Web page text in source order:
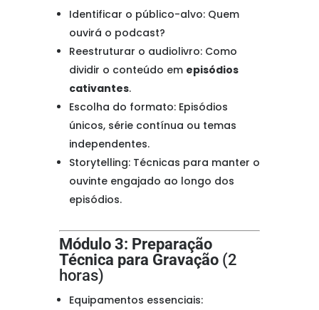
Identificar o público-alvo: Quem
ouvirá o podcast?
Reestruturar o audiolivro: Como
dividir o conteúdo em episódios
cativantes.
Escolha do formato: Episódios
únicos, série contínua ou temas
independentes.
Storytelling: Técnicas para manter o
ouvinte engajado ao longo dos
episódios.
Módulo 3: Preparação
Técnica para Gravação(2
horas)
Equipamentos essenciais: